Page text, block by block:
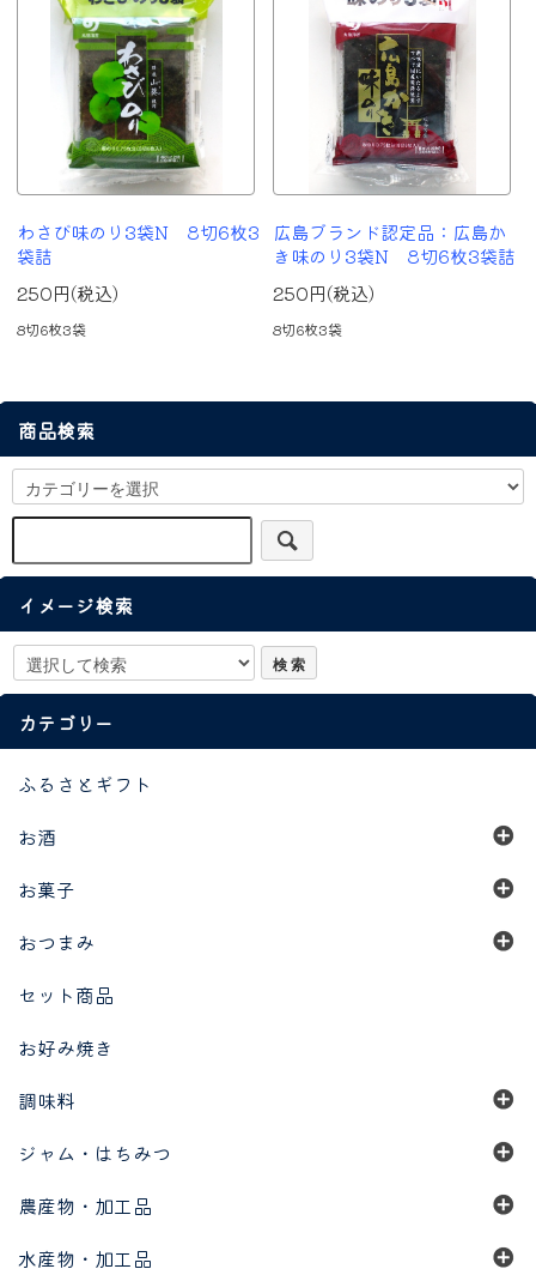
わさび味のり3袋N 8切6枚3
袋詰
250円(税込)
8切6枚3袋
広島ブランド認定品：広島か
き味のり3袋N 8切6枚3袋詰
250円(税込)
8切6枚3袋
商品検索
イメージ検索
カテゴリー
ふるさとギフト
お酒
お菓子
おつまみ
セット商品
お好み焼き
調味料
ジャム・はちみつ
農産物・加工品
水産物・加工品